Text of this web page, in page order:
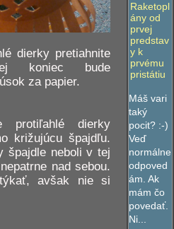
dierky pretiahnite
koniec bude
za papier.
protiľahlé dierky
križujúcu špajdľu.
špajdle neboli v tej
nad sebou.
avšak nie si
Raketopl
ány od
prvej
predstav
y k
prvému
pristátiu
Máš vari
taký
pocit? :-)
Veď
normálne
odpoved
ám. Ak
mám čo
povedať.
Ni...